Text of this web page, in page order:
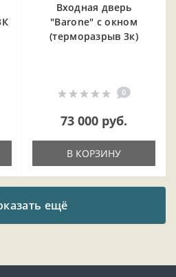
Входная дверь
"Barone" с окном
(терморазрыв 3к)
0
73 000 руб.
В КОРЗИНУ
ещё